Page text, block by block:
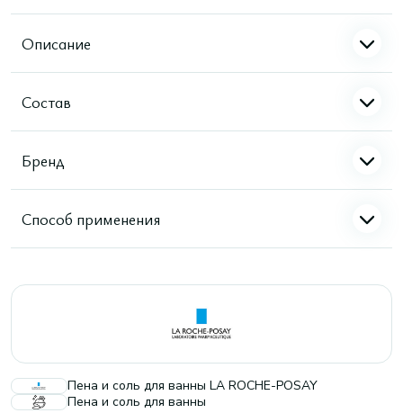
Описание
Состав
Бренд
Способ применения
Пена и соль для ванны LA ROCHE-POSAY
Пена и соль для ванны